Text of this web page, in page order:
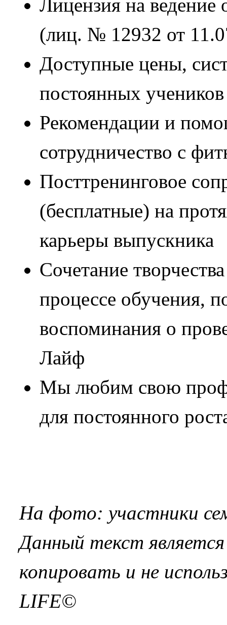
Лицензия на ведение
(лиц. № 12932 от
Доступные цены,
постоянных учеников
Рекомендации и
сотрудничество с
Посттренинговое
(бесплатные) на
карьеры выпускника
Сочетание
процессе обучения,
воспоминания о
Лайф
Мы любим свою
для постоянного
На фото: участники
Данный текст
копировать и не
LIFE©